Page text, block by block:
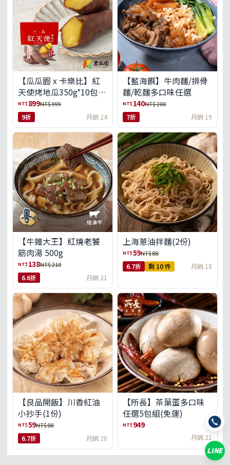
【瓜瓜園 x 卡樂比】紅
天使烤地瓜350g*10包
(免運組)
NT$ 899NT$ 999
9折 月銷 24
【藍海饌】牛肉麵/排骨
麵/乾麵多口味任選
NT$ 140NT$ 200
7折 月銷 19
【牛雜大王】紅燒老饕
筋肉湯 500g
NT$ 138NT$ 210
6.6折 月銷 21
上海蔥油拌麵(2份)
NT$59NT$ 88
6.7折 剩 10 件 月銷 18
【良品開飯】川香紅油
小抄手(1份)
NT$59NT$ 88
6.7折 月銷 20
【所長】茶葉蛋多口味
任選5包組(免運)
NT$ 949
月銷 21
LINE